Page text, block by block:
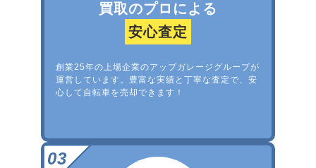
買取のプロによる
安心査定
創業25年の上場企業のアップガレージグループが
運営しています。豊富な実績と丁寧な査定で、安
心して自転車を売却できます！